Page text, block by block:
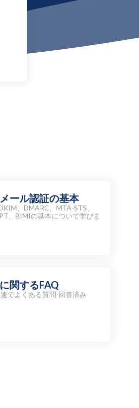
ール認証の基本
、DMARC、MTA-STS、
、BIMIの基本について学びま
関するFAQ
でよくある質問-回答済み